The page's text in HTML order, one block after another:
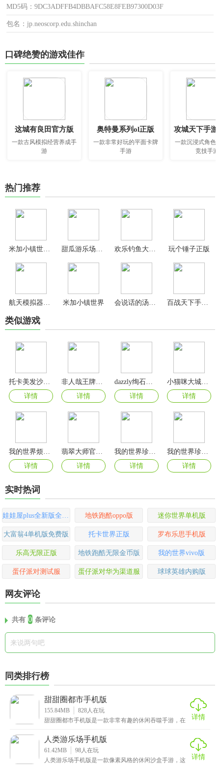
MD5码：9DC3ADFFB4DBBAFC58E8FEB97300D03F
包名：jp.neoscorp.edu.shinchan
口碑绝赞的游戏佳作
这城有良田官方版
一款古风模拟经营养成手
游
奥特曼系列ol正版
一款非常好玩的平面卡牌
手游
攻城天下手游
一款沉浸式角色
竞技手游
热门推荐
米加小镇世界2024最新版破解无广告版 欢乐钓鱼大师正版 玩个锤子正版
米加小镇世界
类似游戏
托卡美发沙龙4官方版
详情
详情
详情
详情
我的世界烦人的村民6.0整合包
详情
详情
详情
详情
实时热词
地铁跑酷oppo版 迷你世界单机版
大富翁4单机版免费版 托卡世界正版 罗布乐思手机版
乐高无限正版 地铁跑酷无限金币版 我的世界vivo版
蛋仔派对测试服 蛋仔派对华为渠道服 球球英雄内购版
网友评论
共有 0 条评论
同类排行榜
甜甜圈都市手机版
155.84MB 828 人在玩
甜甜圈都市手机版是一款非常有趣的休闲吞噬手游，在
吞噬
详情
人类游乐场手机版
61.42MB 98 人在玩
人类游乐场手机版是一款像素风格的休闲沙盒手游，这
详情